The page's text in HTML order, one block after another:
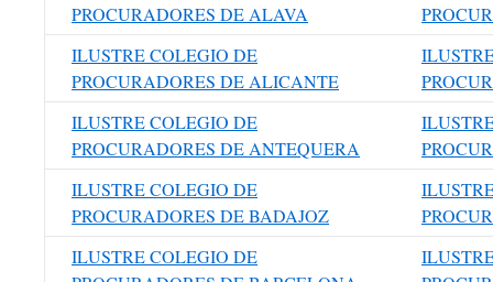
PROCURADORES DE ALAVA
ILUSTRE COLEGIO DE
PROCURADORES DE ALICANTE
ILUSTRE COLEGIO DE
PROCURADORES DE ANTEQUERA
ILUSTRE COLEGIO DE
PROCURADORES DE BADAJOZ
ILUSTRE COLEGIO DE